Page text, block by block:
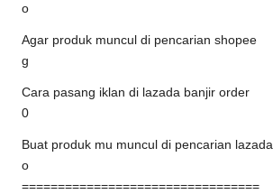
o
Agar produk muncul di pencarian shopee
g
Cara pasang iklan di lazada banjir order
0
Buat produk mu muncul di pencarian lazada
o
=================================